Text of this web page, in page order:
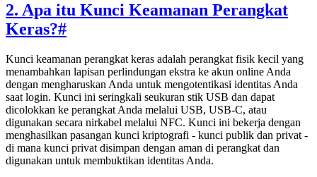
2. Apa itu Kunci Keamanan Perangkat
Keras?#
Kunci keamanan perangkat keras adalah perangkat fisik kecil yang
menambahkan lapisan perlindungan ekstra ke akun online Anda
dengan mengharuskan Anda untuk mengotentikasi identitas Anda
saat login. Kunci ini seringkali seukuran stik USB dan dapat
dicolokkan ke perangkat Anda melalui USB, USB-C, atau
digunakan secara nirkabel melalui NFC. Kunci ini bekerja dengan
menghasilkan pasangan kunci kriptografi - kunci publik dan privat -
di mana kunci privat disimpan dengan aman di perangkat dan
digunakan untuk membuktikan identitas Anda.